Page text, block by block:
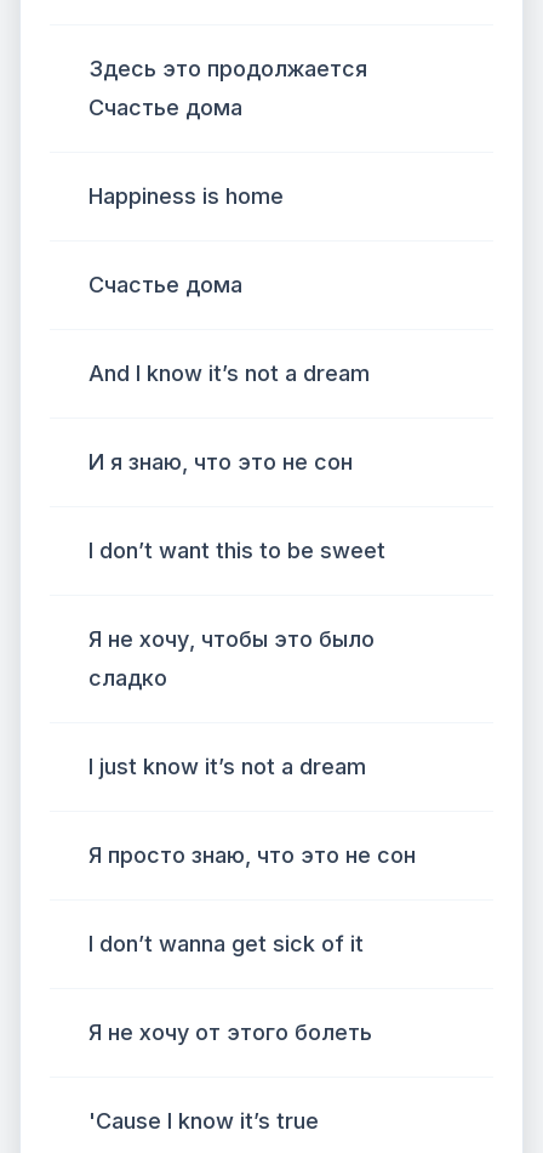
Здесь это продолжается
Счастье дома
Happiness is home
Счастье дома
And I know it’s not a dream
И я знаю, что это не сон
I don’t want this to be sweet
Я не хочу, чтобы это было
сладко
I just know it’s not a dream
Я просто знаю, что это не сон
I don’t wanna get sick of it
Я не хочу от этого болеть
'Cause I know it’s true